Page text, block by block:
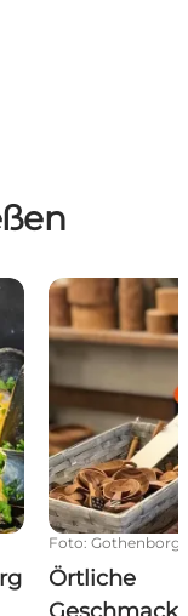
Örtliche
Foto: Gothenborg
Örtliche